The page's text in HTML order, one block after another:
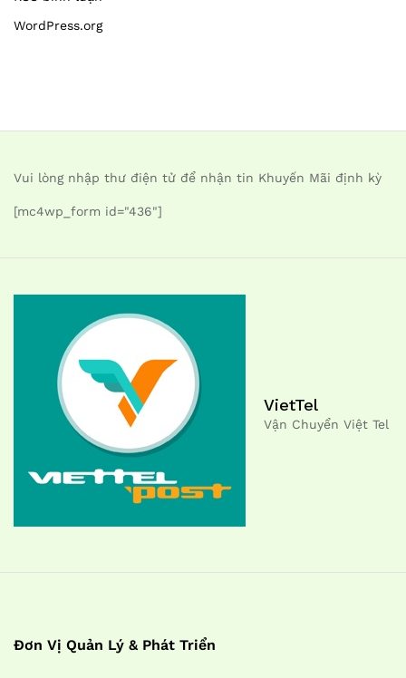
WordPress.org
Vui lòng nhập thư điện tử để nhận tin Khuyến Mãi định kỳ
[mc4wp_form id="436"]
VietTel
Vận Chuyển Việt Tel
Đơn Vị Quản Lý & Phát Triển